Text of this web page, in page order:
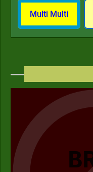
Multi Multi